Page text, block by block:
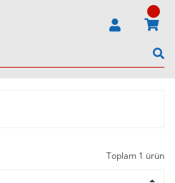
Toplam 1 ürün